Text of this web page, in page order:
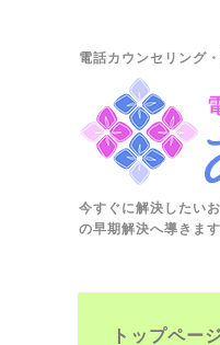
電話カウンセリング
今すぐに解決したい
の早期解決へ導きます
トップペー